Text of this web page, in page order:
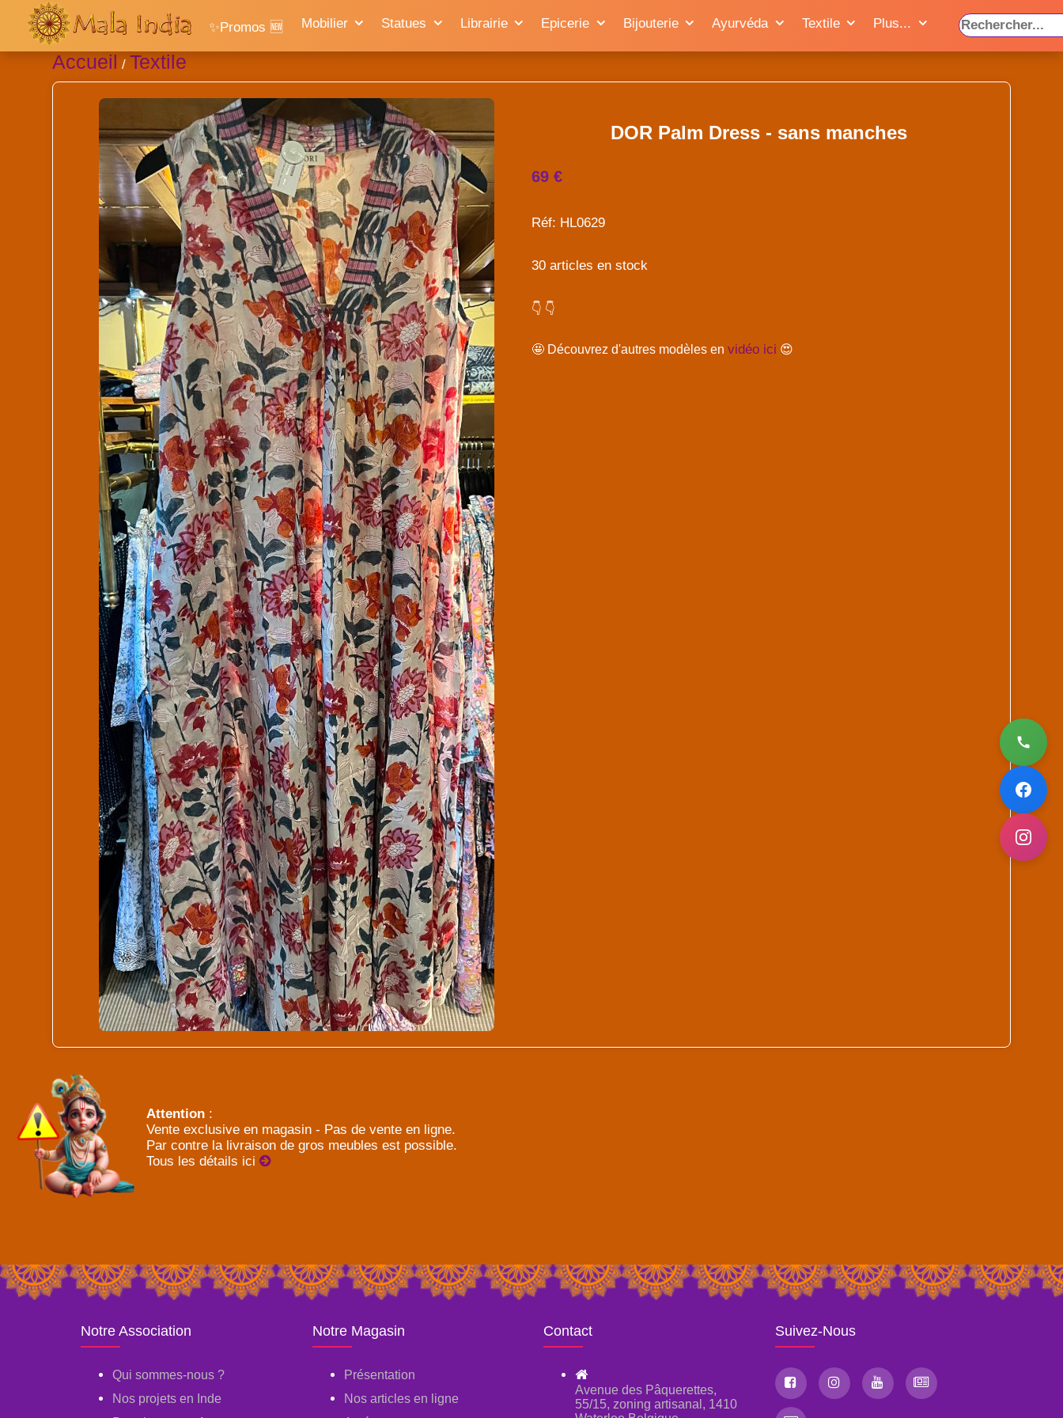
✨Promos 🆕 Mobilier Statues Librairie Epicerie Bijouterie Ayurvéda Textile Plus...
Accueil / Textile
DOR Palm Dress - sans manches
69 €
Réf: HL0629
30 articles en stock
👇 👇
🤩 Découvrez d'autres modèles en vidéo ici 😍
Attention :
Vente exclusive en magasin - Pas de vente en ligne.
Par contre la livraison de gros meubles est possible.
Tous les détails ici
Notre Association
Qui sommes-nous ?
Nos projets en Inde
Notre Magasin
Présentation
Nos articles en ligne
Contact
Avenue des Pâquerettes,
55/15, zoning artisanal, 1410
Suivez-Nous